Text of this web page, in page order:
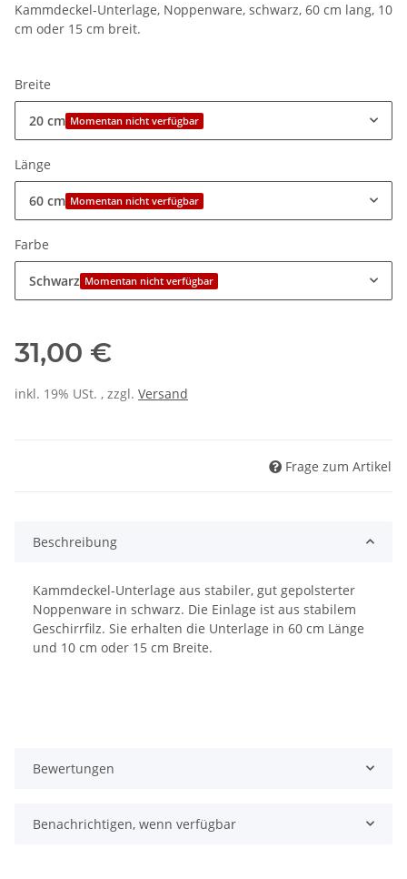
Kammdeckel-Unterlage, Noppenware, schwarz, 60 cm lang, 10
cm oder 15 cm breit.
Breite
20 cm Momentan nicht verfügbar
Länge
60 cm Momentan nicht verfügbar
Farbe
Schwarz Momentan nicht verfügbar
31,00 €
inkl. 19% USt. , zzgl. Versand
Frage zum Artikel
Beschreibung
Kammdeckel-Unterlage aus stabiler, gut gepolsterter
Noppenware in schwarz. Die Einlage ist aus stabilem
Geschirrfilz. Sie erhalten die Unterlage in 60 cm Länge
und 10 cm oder 15 cm Breite.
Bewertungen
Benachrichtigen, wenn verfügbar